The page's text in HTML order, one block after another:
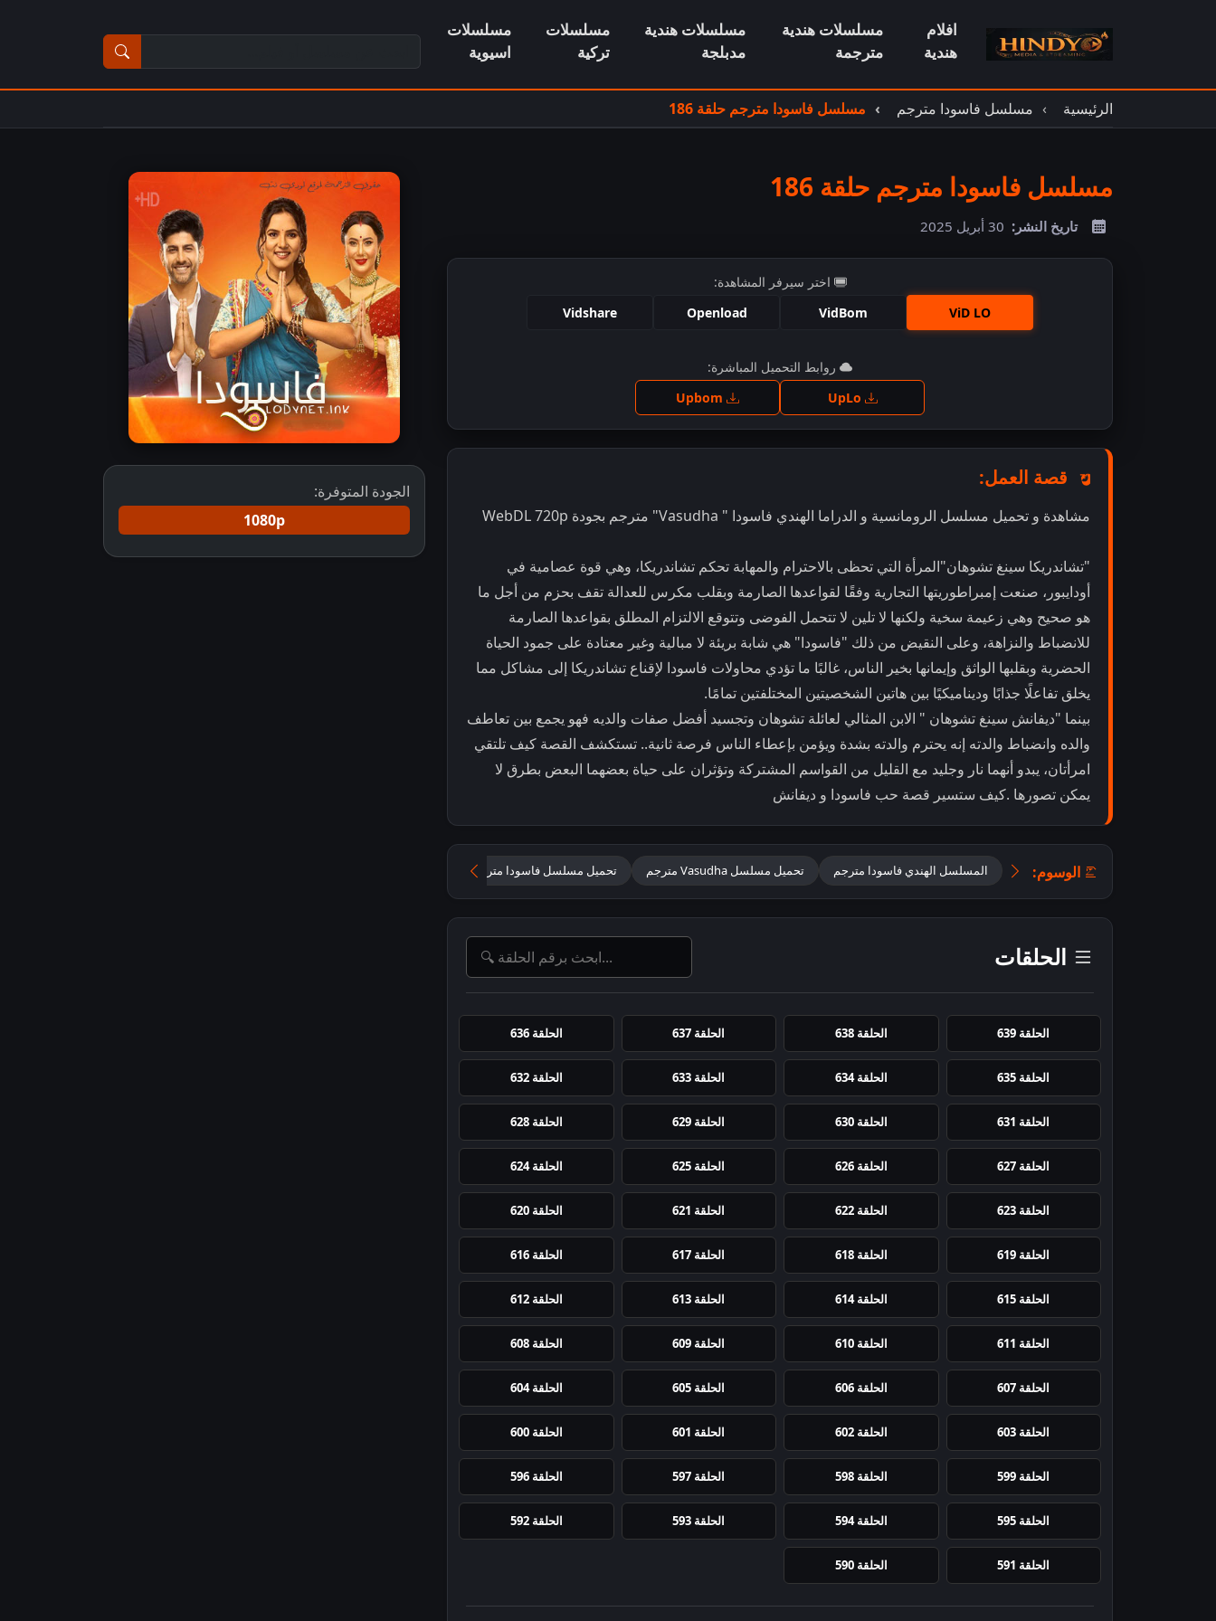
افلام
هندية
مسلسلات هندية
مترجمة
مسلسلات هندية
مدبلجة
مسلسلات
تركية
مسلسلات
اسيوية
الرئيسية مسلسل فاسودا مترجم مسلسل فاسودا مترجم حلقة 186
مسلسل فاسودا مترجم حلقة 186
تاريخ النشر: 30 أبريل 2025
اختر سيرفر المشاهدة:
ViD LO
VidBom
Openload
Vidshare
اضغط للمشاهدة
روابط التحميل المباشرة:
قصة العمل:
مشاهدة و تحميل مسلسل الرومانسية و الدراما الهندي فاسودا " Vasudha" مترجم بجودة WebDL 720p
"تشاندريكا سينغ تشوهان"المرأة التي تحظى بالاحترام والمهابة تحكم تشاندريكا، وهي قوة عصامية في
أودايبور، صنعت إمبراطوريتها التجارية وفقًا لقواعدها الصارمة وبقلب مكرس للعدالة تقف بحزم من أجل ما
هو صحيح وهي زعيمة سخية ولكنها لا تلين لا تتحمل الفوضى وتتوقع الالتزام المطلق بقواعدها الصارمة
للانضباط والنزاهة، وعلى النقيض من ذلك "فاسودا" هي شابة بريئة لا مبالية وغير معتادة على جمود الحياة
الحضرية وبقلبها الواثق وإيمانها بخير الناس، غالبًا ما تؤدي محاولات فاسودا لإقناع تشاندريكا إلى مشاكل مما
يخلق تفاعلًا جذابًا وديناميكيًا بين هاتين الشخصيتين المختلفتين تمامًا.
بينما "ديفانش سينغ تشوهان " الابن المثالي لعائلة تشوهان وتجسيد أفضل صفات والديه فهو يجمع بين تعاطف
والده وانضباط والدته إنه يحترم والدته بشدة ويؤمن بإعطاء الناس فرصة ثانية.. تستكشف القصة كيف تلتقي
امرأتان، يبدو أنهما نار وجليد مع القليل من القواسم المشتركة وتؤثران على حياة بعضهما البعض بطرق لا
يمكن تصورها .كيف ستسير قصة حب فاسودا و ديفانش
الوسوم: المسلسل الهندي فاسودا مترجم تحميل مسلسل Vasudha مترجم تحميل مسلسل فاسودا مترجم
الحلقات
الحلقة 639 الحلقة 638 الحلقة 637 الحلقة 636
الحلقة 635 الحلقة 634 الحلقة 633 الحلقة 632
الحلقة 631 الحلقة 630 الحلقة 629 الحلقة 628
الحلقة 627 الحلقة 626 الحلقة 625 الحلقة 624
الحلقة 623 الحلقة 622 الحلقة 621 الحلقة 620
الحلقة 619 الحلقة 618 الحلقة 617 الحلقة 616
الحلقة 615 الحلقة 614 الحلقة 613 الحلقة 612
الحلقة 611 الحلقة 610 الحلقة 609 الحلقة 608
الحلقة 607 الحلقة 606 الحلقة 605 الحلقة 604
الحلقة 603 الحلقة 602 الحلقة 601 الحلقة 600
الحلقة 599 الحلقة 598 الحلقة 597 الحلقة 596
الحلقة 595 الحلقة 594 الحلقة 593 الحلقة 592
الحلقة 591 الحلقة 590
الجودة المتوفرة:
1080p